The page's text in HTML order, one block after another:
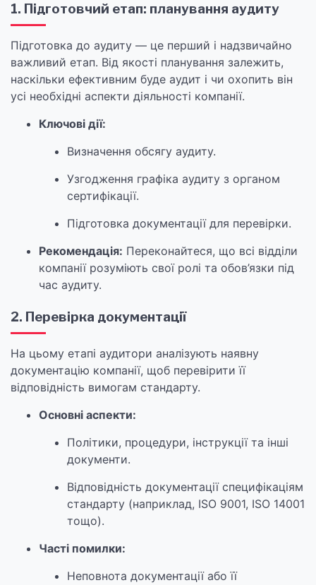
1. Підготовчий етап: планування аудиту
Підготовка до аудиту — це перший і надзвичайно
важливий етап. Від якості планування залежить,
наскільки ефективним буде аудит і чи охопить він
усі необхідні аспекти діяльності компанії.
Ключові дії:
Визначення обсягу аудиту.
Узгодження графіка аудиту з органом
сертифікації.
Підготовка документації для перевірки.
Рекомендація: Переконайтеся, що всі відділи
компанії розуміють свої ролі та обов’язки під
час аудиту.
2. Перевірка документації
На цьому етапі аудитори аналізують наявну
документацію компанії, щоб перевірити її
відповідність вимогам стандарту.
Основні аспекти:
Політики, процедури, інструкції та інші
документи.
Відповідність документації специфікаціям
стандарту (наприклад, ISO 9001, ISO 14001
тощо).
Часті помилки:
Неповнота документації або її